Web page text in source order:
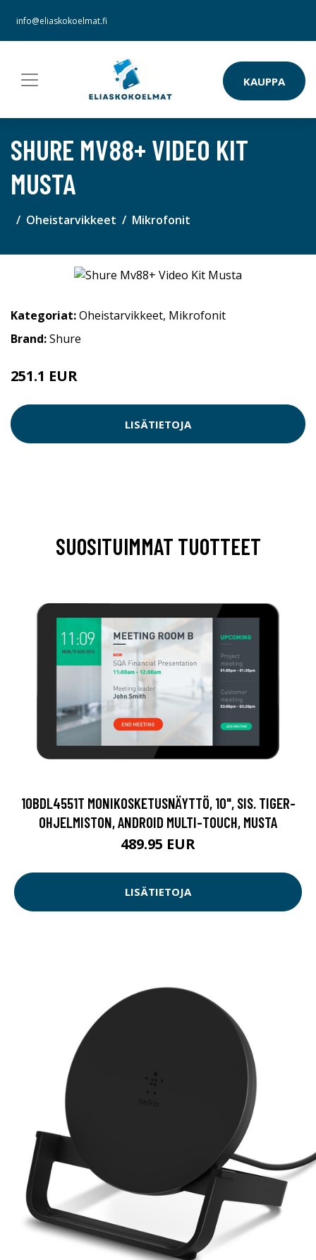
info@eliaskokoelmat.fi
KAUPPA
SHURE MV88+ VIDEO KIT
MUSTA
Oheistarvikkeet Mikrofonit
Kategoriat:Oheistarvikkeet, Mikrofonit
Brand:Shure
251.1 EUR
LISÄTIETOJA
SUOSITUIMMAT TUOTTEET
10BDL4551T MONIKOSKETUSNÄYTTÖ, 10", SIS. TIGER-
OHJELMISTON, ANDROID MULTI-TOUCH, MUSTA
489.95 EUR
LISÄTIETOJA